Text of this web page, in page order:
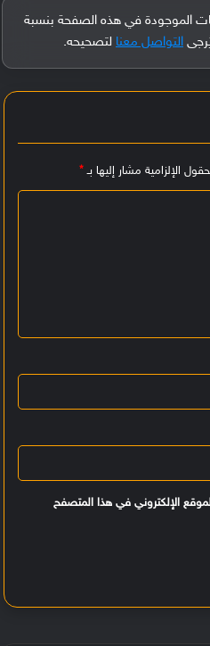
الموجودة في هذه الصفحة بنسبة
التواصل معنا لتصحيحه.
الإلزامية مشار إليها بـ*
الإلكتروني في هذا المتصفح